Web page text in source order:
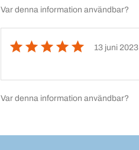
Var denna information användbar?
13 juni 2023
Var denna information användbar?